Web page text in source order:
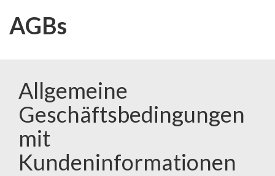
AGBs
Allgemeine
Geschäftsbedingungen
mit
Kundeninformationen